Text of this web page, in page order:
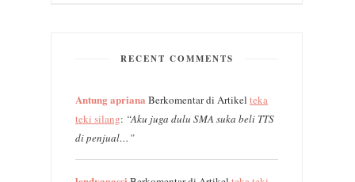
RECENT COMMENTS
Antung apriana Berkomentar di Artikel teka
teki silang: “Aku juga dulu SMA suka beli TTS
di penjual…”